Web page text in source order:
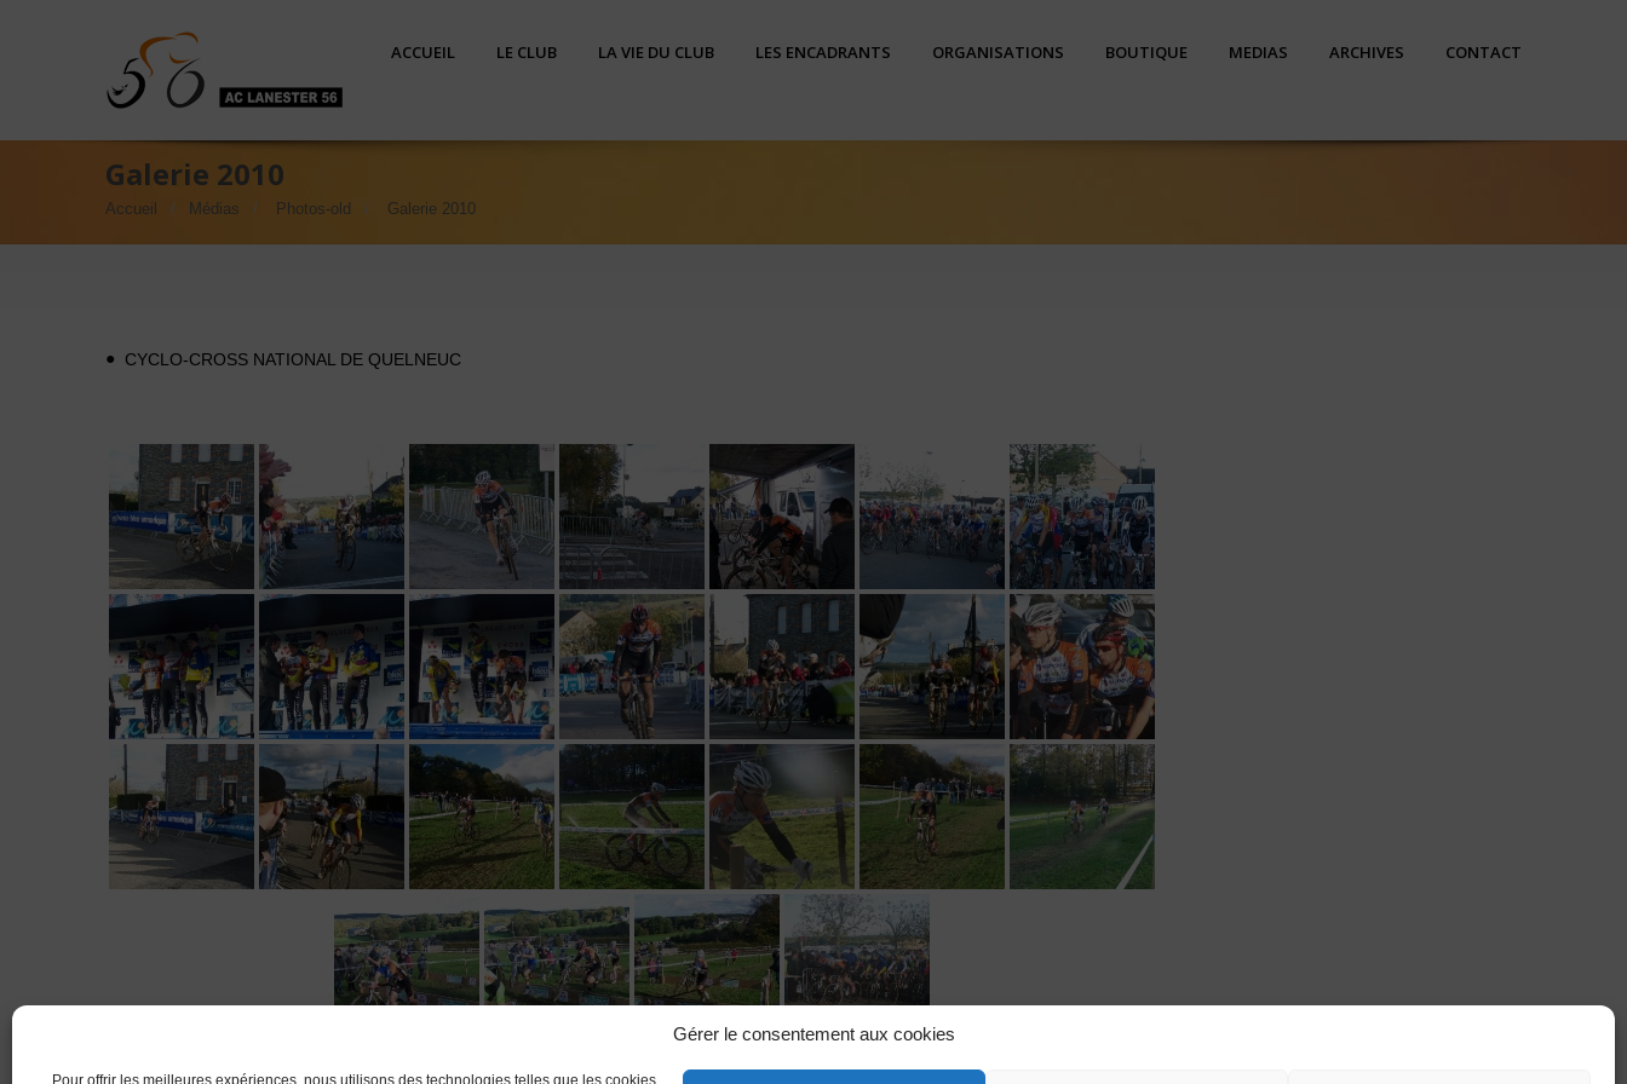
Gérer le consentement aux cookies
Pour offrir les meilleures expériences, nous utilisons des technologies telles que les cookies
ACCUEIL LE CLUB LA VIE DU CLUB LES ENCADRANTS ORGANISATIONS BOUTIQUE MEDIAS ARCHIVES CONTACT
Galerie 2010
Accueil Médias Photos-old Galerie 2010
CYCLO-CROSS NATIONAL DE QUELNEUC